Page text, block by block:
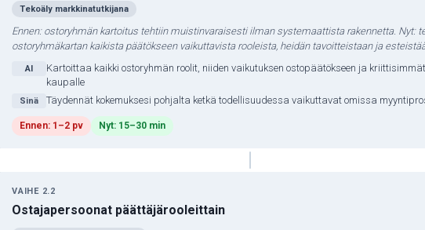
Tekoäly markkinatutkijana
Ennen: ostoryhmän kartoitus tehtiin muistinvaraisesti ilman systemaattista rakennetta. Nyt:
ostoryhmäkartan kaikista päätökseen vaikuttavista rooleista, heidän tavoitteistaan ja
AI
Kartoittaa kaikki ostoryhmän roolit, niiden vaikutuksen ostopäätökseen ja
kaupalle
Sinä Täydennät kokemuksesi pohjalta ketkä todellisuudessa vaikuttavat omissa
Ennen: 1–2 pv Nyt: 15–30 min
VAIHE 2.2
Ostajapersoonat päättäjärooleittain